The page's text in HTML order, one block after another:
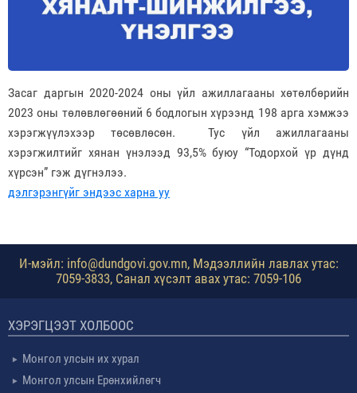
Засаг даргын 2020-2024 оны үйл ажиллагааны хөтөлбөрийн
2023 оны төлөвлөгөөний 6 бодлогын хүрээнд 198 арга хэмжээ
хэрэгжүүлэхээр төсөвлөсөн. Тус үйл ажиллагааны
хэрэгжилтийг хянан үнэлээд 93,5% буюу “Тодорхой үр дүнд
хүрсэн” гэж дүгнэлээ.
дэлгэрэнгүйг эндээс харна уу
И-мэйл: info@dundgovi.gov.mn, Мэдээллийн лавлах утас:
7059-3833, Санал хүсэлт авах утас: 7059-106
ХЭРЭГЦЭЭТ ХОЛБООС
Монгол улсын их хурал
Монгол улсын Ерөнхийлөгч